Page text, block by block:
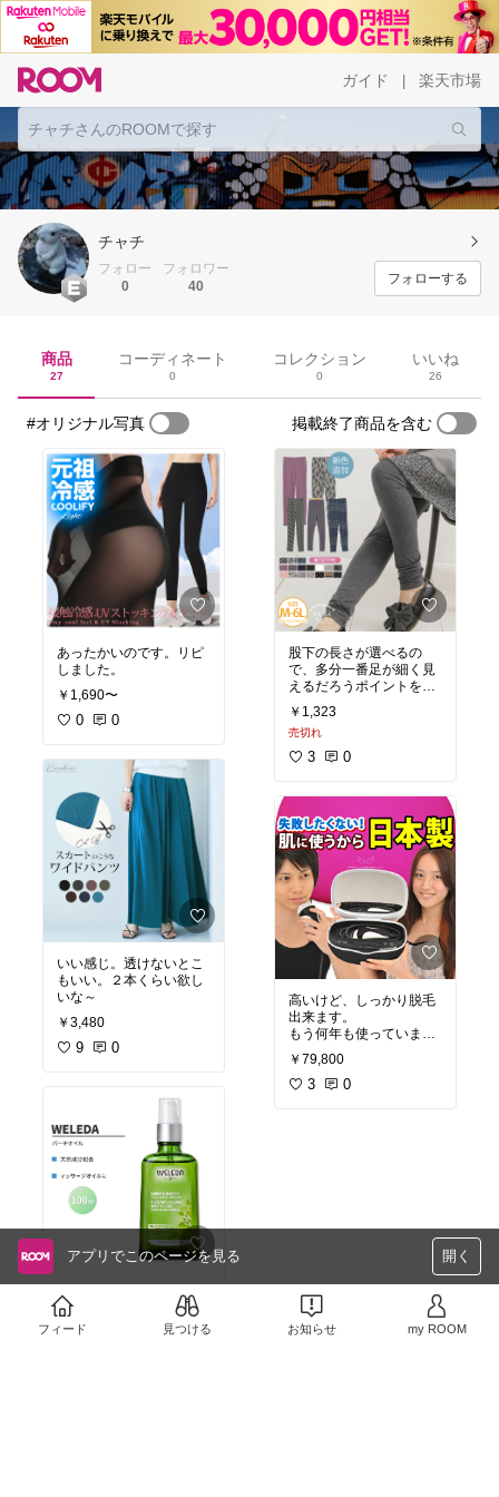
ガイド 楽天市場
チャチ
フォロー
0
フォロワー
40
フォローする
商品
27
コーディネート
0
コレクション
0
いいね
26
#オリジナル写真 掲載終了商品を含む
あったかいのです。リピ
しました。
￥1,690〜
0 0
いい感じ。透けないとこ
もいい。２本くらい欲し
いな～
￥3,480
9 0
リンパマッサージしなが
ら塗り込むと良いです。
リラックスできる良い匂
股下の長さが選べるの
で、多分一番足が細く見
えるだろうポイントを押
さえられる‼と、思う。
￥1,323
売切れ
3 0
高いけど、しっかり脱毛
出来ます。
もう何年も使っています
が、本体がしっかりして
いるので、壊れる心配は
したことありません。
￥79,800
3 0
アプリでこのページを見る 開く
フィード 見つける お知らせ my ROOM